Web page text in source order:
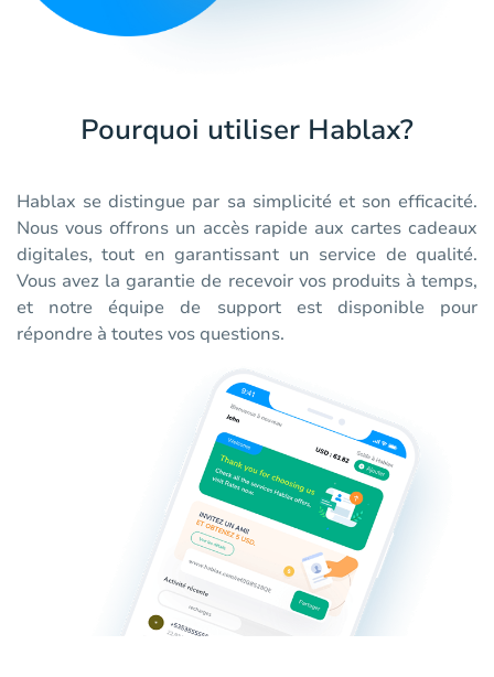
Pourquoi utiliser Hablax?
Hablax se distingue par sa simplicité et son efficacité.
Nous vous offrons un accès rapide aux cartes cadeaux
digitales, tout en garantissant un service de qualité.
Vous avez la garantie de recevoir vos produits à temps,
et notre équipe de support est disponible pour
répondre à toutes vos questions.